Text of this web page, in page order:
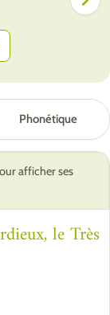
Phonétique
afficher ses
le Très